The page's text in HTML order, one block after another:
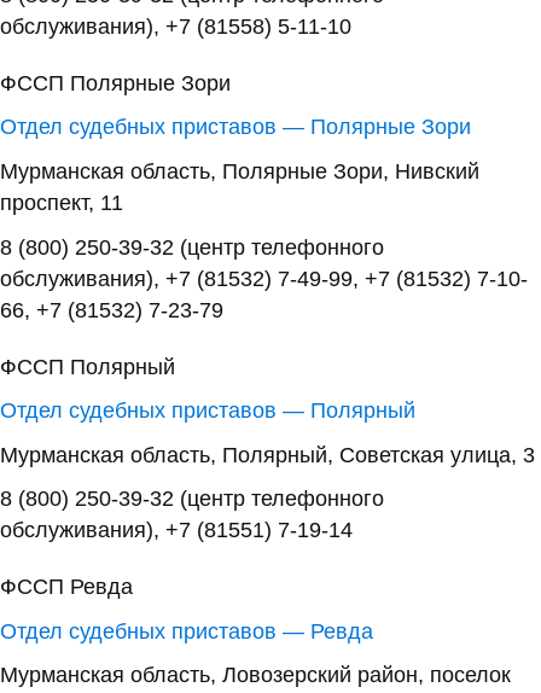
обслуживания), +7 (81558) 5-11-10
ФССП Полярные Зори
Отдел судебных приставов — Полярные Зори
Мурманская область, Полярные Зори, Нивский
проспект, 11
8 (800) 250-39-32 (центр телефонного
обслуживания), +7 (81532) 7-49-99, +7 (81532) 7-10-
66, +7 (81532) 7-23-79
ФССП Полярный
Отдел судебных приставов — Полярный
Мурманская область, Полярный, Советская улица, 3
8 (800) 250-39-32 (центр телефонного
обслуживания), +7 (81551) 7-19-14
ФССП Ревда
Отдел судебных приставов — Ревда
Мурманская область, Ловозерский район, поселок